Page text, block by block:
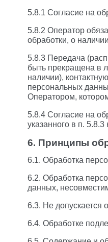
5.8.1 Согласие на
5.8.2 Оператор
обработки, о
5.8.3 Передача
быть прекращена в
наличии),
персональных
Оператором,
5.8.4 Согласие на
указанного в п.
6. Принципы
6.1. Обработка
6.2. Обработка
данных,
6.3. Не допускается
6.4. Обработке